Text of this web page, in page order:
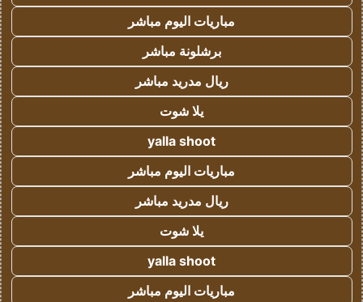
مباريات اليوم مباشر
برشلونة مباشر
ريال مدريد مباشر
يلا شوت
yalla shoot
مباريات اليوم مباشر
ريال مدريد مباشر
يلا شوت
yalla shoot
مباريات اليوم مباشر